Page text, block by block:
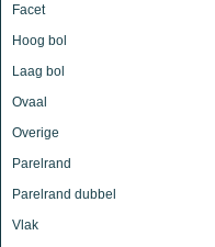
Facet
Hoog bol
Laag bol
Ovaal
Overige
Parelrand
Parelrand dubbel
Vlak